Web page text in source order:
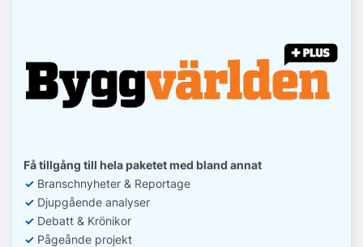
Få tillgång till hela paketet med bland annat
✓ Branschnyheter & Reportage
✓ Djupgående analyser
✓ Debatt & Krönikor
✓ Pågeånde projekt